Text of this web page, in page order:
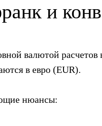
и
валютой
в евро (EUR).
нюансы: